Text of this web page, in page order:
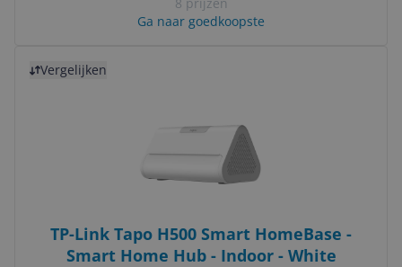
Ga naar goedkoopste
Vergelijken
TP-Link Tapo H500 Smart HomeBase -
Smart Home Hub - Indoor - White